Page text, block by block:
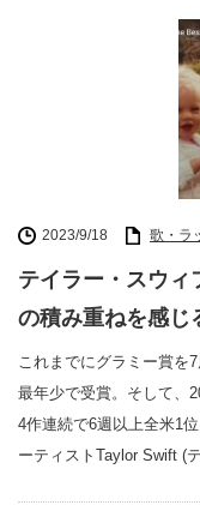
2023/9/18 歌・ラ
テイラー・スウィ
の積み重ねを感じ
これまでにグラミー賞を
最年少で受賞。そして、
4作連続で6週以上全米1
ーティストTaylor Swift (